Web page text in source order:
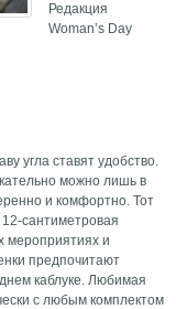
Редакция
Woman’s Day
угла ставят удобство.
можно лишь в
и комфортно. Тот
сантиметровая
мероприятиях и
предпочитают
каблуке. Любимая
с любым комплектом